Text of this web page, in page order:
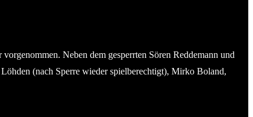
Neben dem gesperrten Sören Reddemann und
(nach Sperre wieder spielberechtigt), Mirko Boland,